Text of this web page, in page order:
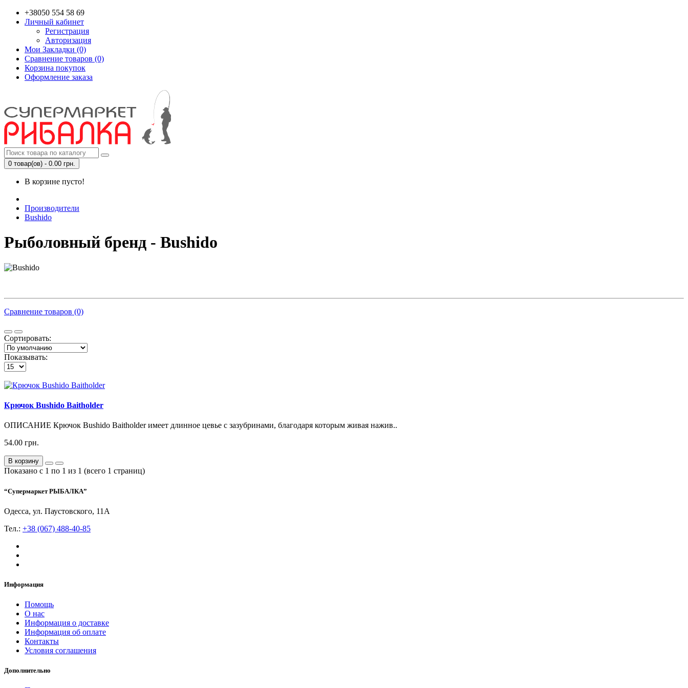
+38050 554 58 69
Личный кабинет
Регистрация
Авторизация
Мои Закладки (0)
Сравнение товаров (0)
Корзина покупок
Оформление заказа
0 товар(ов) - 0.00 грн.
В корзине пусто!
Производители
Bushido
Рыболовный бренд - Bushido
Сравнение товаров (0)
Сортировать:
Показывать:
Крючок Bushido Baitholder
ОПИСАНИЕ Крючок Bushido Baitholder имеет длинное цевье с зазубринами, благодаря которым живая нажив..
54.00 грн.
В корзину
Показано с 1 по 1 из 1 (всего 1 страниц)
“Супермаркет РЫБАЛКА”
Одесса, ул. Паустовского, 11А
Тел.: +38 (067) 488-40-85
Информация
Помощь
О нас
Информация о доставке
Информация об оплате
Контакты
Условия соглашения
Дополнительно